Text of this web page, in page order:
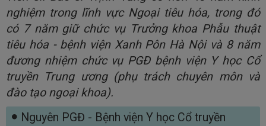
nghiệm trong lĩnh vực Ngoại tiêu hóa, trong đó
có 7 năm giữ chức vụ Trưởng khoa Phẫu thuật
tiêu hóa - bệnh viện Xanh Pôn Hà Nội và 8 năm
đương nhiệm chức vụ PGĐ bệnh viện Y học Cổ
truyền Trung ương (phụ trách chuyên môn và
đào tạo ngoại khoa).
Nguyên PGĐ - Bệnh viện Y học Cổ truyền